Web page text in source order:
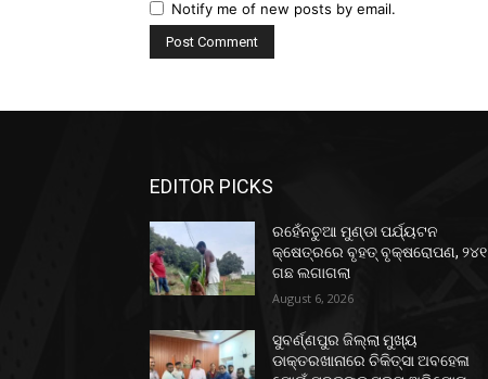
Notify me of new posts by email.
EDITOR PICKS
ରହେଁନଚୁଆ ମୁଣ୍ଡା ପର୍ଯ୍ୟଟନ
କ୍ଷେତ୍ରରେ ବୃହତ୍ ବୃକ୍ଷରୋପଣ, ୨୪୧
ଗଛ ଲଗାଗଲା
August 6, 2026
ସୁବର୍ଣ୍ଣପୁର ଜିଲ୍ଲା ମୁଖ୍ୟ
ଡାକ୍ତରଖାନାରେ ଚିକିତ୍ସା ଅବହେଳା